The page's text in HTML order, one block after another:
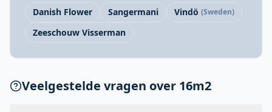
Danish Flower Sangermani Vindö (Sweden)
Zeeschouw Visserman
Veelgestelde vragen over 16m2